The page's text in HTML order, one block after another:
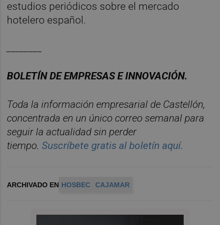
estudios periódicos sobre el mercado
hotelero español.
BOLETÍN DE EMPRESAS E INNOVACIÓN.
Toda la información empresarial de Castellón,
concentrada en un único correo semanal para
seguir la actualidad sin perder
tiempo.Suscríbete gratis alboletín aquí.
ARCHIVADO EN HOSBEC CAJAMAR